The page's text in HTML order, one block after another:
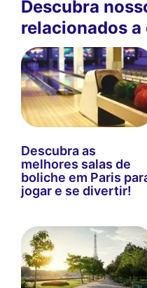
Descubra
relacionados a
Descubra as
melhores salas de
boliche em Paris
jogar e se divertir!